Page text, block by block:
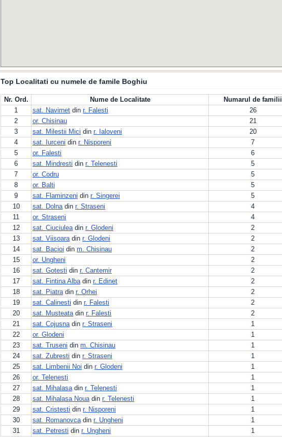
Top Localitati cu numele de famile Boghiu
Nr. Ord. Nume de Localitate
Numarul de familii
1
sat. Navirnet din r. Falesti
26
2
or. Chisinau
21
3
sat. Milestii Mici din r. Ialoveni
20
4
sat. Iurceni din r. Nisporeni
7
5
or. Falesti
6
6
sat. Mindresti din r. Telenesti
5
7
or. Codru
5
8
or. Balti
5
9
sat. Flaminzeni din r. Singerei
5
10
sat. Dolnadin r. Straseni
4
11
or. Straseni
4
12
sat. Ciuciuleadin r. Glodeni
2
13
sat. Viisoaradin r. Glodeni
2
14
sat. Bacioi din m. Chisinau
2
15
or. Ungheni
2
16
sat. Gotesti din r. Cantemir
2
17
sat. Fintina Albadin r. Edinet
2
18
sat. Piatradin r. Orhei
2
19
sat. Calinesti din r. Falesti
2
20
sat. Musteatadin r. Falesti
2
21
sat. Cojusnadin r. Straseni
1
22
or. Glodeni
1
23
sat. Truseni din m. Chisinau
1
24
sat. Zubresti din r. Straseni
1
25
sat. Limbenii Noi din r. Glodeni
1
26
or. Telenesti
1
27
sat. Mihalasadin r. Telenesti
1
28
sat. Mihalasa Nouadin r. Telenesti
1
29
sat. Cristesti din r. Nisporeni
1
30
sat. Romanovcadin r. Ungheni
1
31
sat. Petresti din r. Ungheni
1